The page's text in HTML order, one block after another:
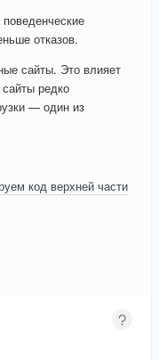
отказов.
сайты. Это влияет
редко
— один из
код верхней части